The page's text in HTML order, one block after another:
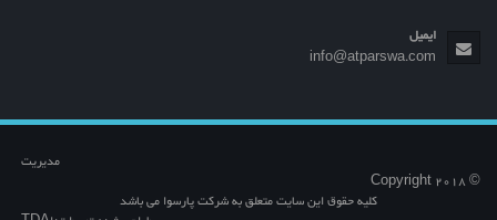
ایمیل
info@atparswa.com
مدیریت
© Copyright 2018
کلیه حقوق این سایت متعلق به شرکت پارسوا می باشد